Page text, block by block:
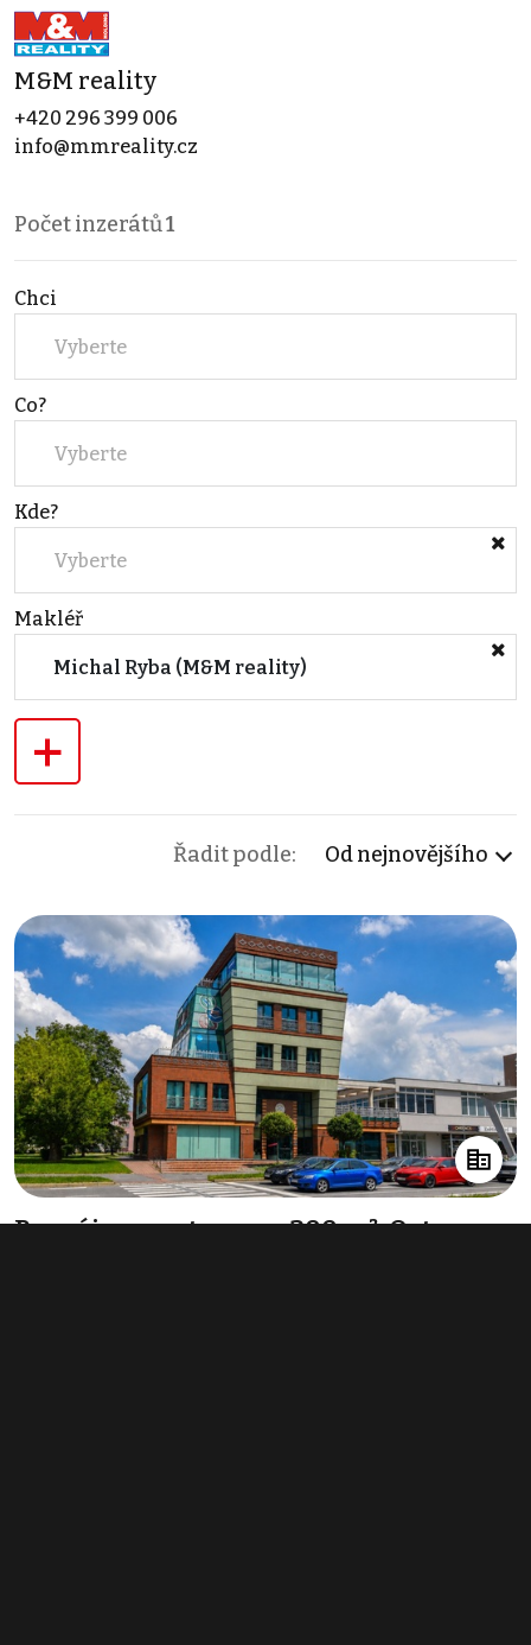
M&M reality
+420 296 399 006
info@mmreality.cz
Počet inzerátů1
Chci
Vyberte
Co?
Vyberte
Kde?
Vyberte
Makléř
Michal Ryba (M&M reality)
+
Řadit podle: Od nejnovějšího
Pronájem restaurace 200 m², Ostrava-